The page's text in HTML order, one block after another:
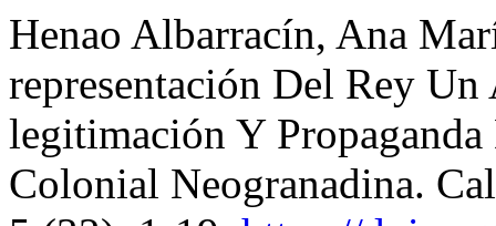
Henao Albarracín, Ana
representación Del Rey
legitimación Y
Colonial Neogranadina.